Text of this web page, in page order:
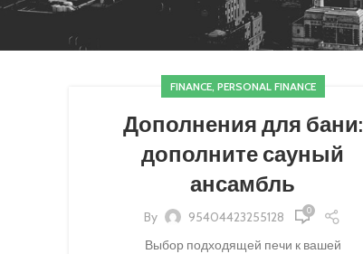
FINANCE, PERSONAL FINANCE
Дополнения для бани:
дополните сауный
ансамбль
By 95404423255128 0
Выбор подходящей печи к вашей